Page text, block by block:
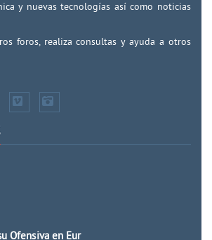
y nuevas tecnologías así como noticias
foros, realiza consultas y ayuda a otros
Ofensiva en Eur